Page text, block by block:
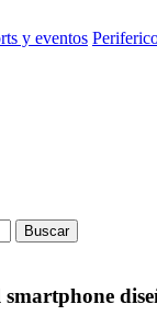
y eventos